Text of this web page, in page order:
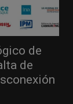
de
de